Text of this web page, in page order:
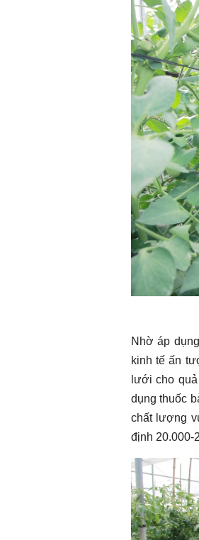
Nhờ áp
kinh tế ấn
lưới cho
dụng thuốc
chất lượng
định 20.000-